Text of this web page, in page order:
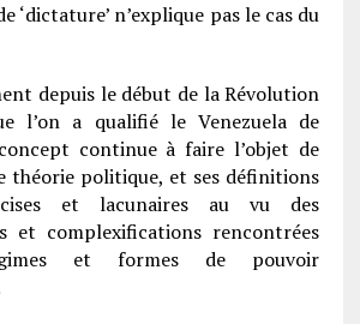
‘dictature’ n’explique pas le cas du
depuis le début de la Révolution
l’on a qualifié le Venezuela de
concept continue à faire l’objet de
théorie politique, et ses définitions
et lacunaires au vu des
et complexifications rencontrées
et formes de pouvoir